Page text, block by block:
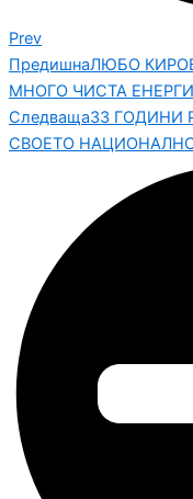
Prev
ПредишнаЛЮБО КИРОВ
МНОГО ЧИСТА
Следваща33 ГОДИНИ
СВОЕТО